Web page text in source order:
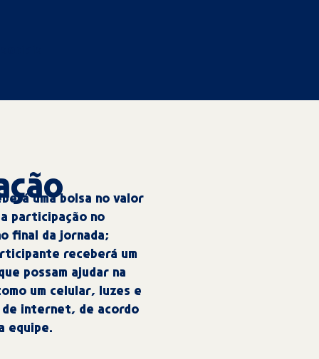
uma bolsa no valor
participação no
final da jornada;
receberá um
possam ajudar na
um celular, luzes e
internet, de acordo
equipe.